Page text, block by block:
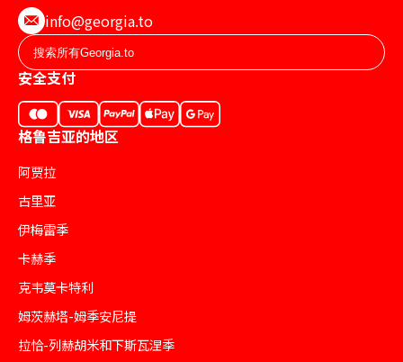
info@georgia.to
安全支付
格鲁吉亚的地区
阿贾拉
古里亚
伊梅雷季
卡赫季
克韦莫卡特利
姆茨赫塔-姆季安尼提
拉恰-列赫胡米和下斯瓦涅季